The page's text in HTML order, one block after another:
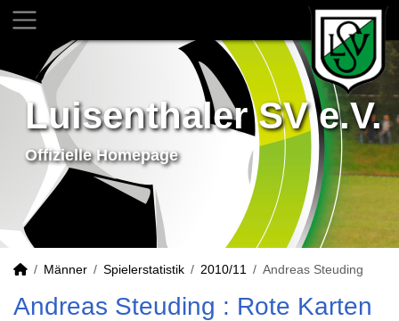
Luisenthaler SV e.V.
Offizielle Homepage
Männer Spielerstatistik 2010/11 Andreas Steuding
Andreas Steuding : Rote Karten